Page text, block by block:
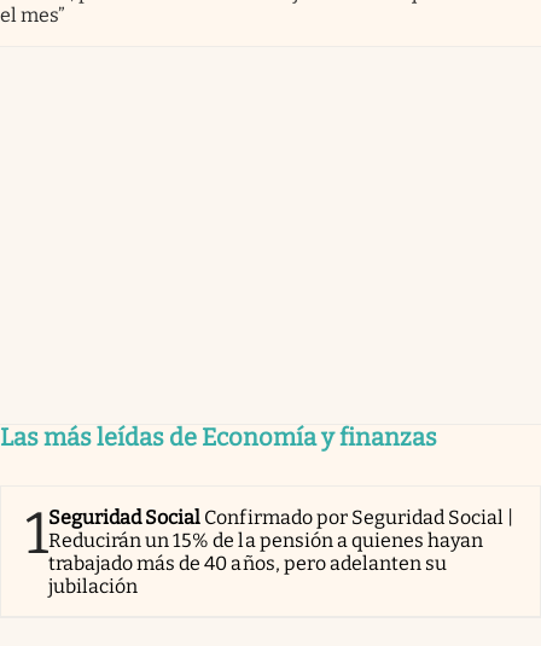
el mes”
Las más leídas de Economía y finanzas
1Seguridad Social Confirmado por Seguridad Social |
Reducirán un 15% de la pensión a quienes hayan
trabajado más de 40 años, pero adelanten su
jubilación